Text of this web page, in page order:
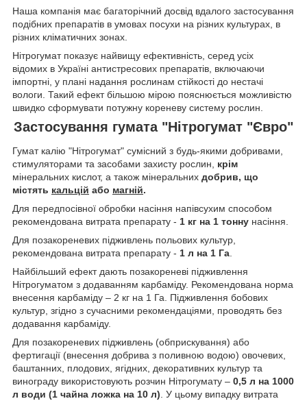
Наша компанія має багаторічний досвід вдалого застосування
подібних препаратів в умовах посухи на різних культурах, в
різних кліматичних зонах.
Нітрогумат показує найвищу ефективність, серед усіх
відомих в Україні антистресових препаратів, включаючи
імпортні, у плані надання рослинам стійкості до нестачі
вологи. Такий ефект більшою мірою пояснюється можливістю
швидко сформувати потужну кореневу систему рослин.
Застосування гумата "Нітрогумат "Євро"
Гумат калію "Нітрогумат" сумісний з будь-якими добривами,
стимуляторами та засобами захисту рослин, крім
мінеральних кислот, а також мінеральних добрив, що
містять кальцій або магній.
Для передпосівної обробки насіння напівсухим способом
рекомендована витрата препарату - 1 кг на 1 тонну насіння.
Для позакореневих підживлень польових культур,
рекомендована витрата препарату - 1 л на 1 Га.
Найбільший ефект дають позакореневі підживлення
Нітрогуматом з додаванням карбаміду. Рекомендована норма
внесення карбаміду – 2 кг на 1 Га. Підживлення бобових
культур, згідно з сучасними рекомендаціями, проводять без
додавання карбаміду.
Для позакореневих підживлень (обприскування) або
фертигації (внесення добрива з поливною водою) овочевих,
баштанних, плодових, ягідних, декоративних культур та
винограду використовують розчин Нітрогумату – 0,5 л на 1000
л води (1 чайна ложка на 10 л). У цьому випадку витрата